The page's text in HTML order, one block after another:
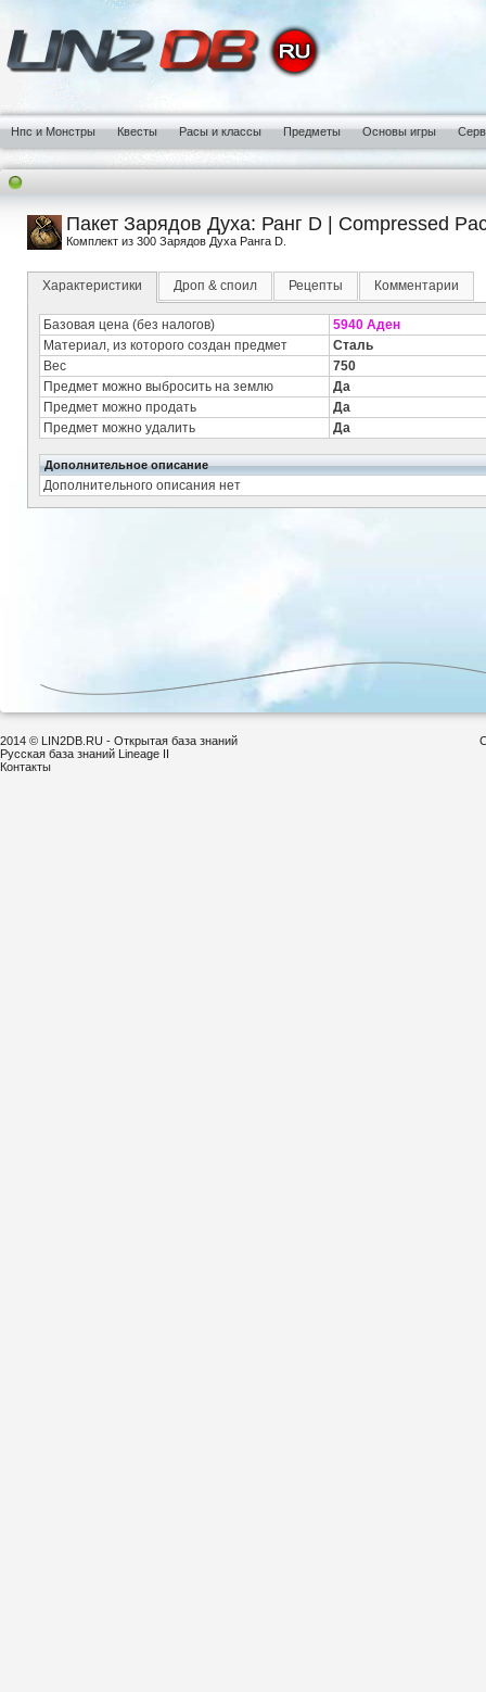
Нпс и Монстры Квесты Расы и классы Предметы Основы игры
Пакет Зарядов Духа: Ранг D | Compressed
Комплект из 300 Зарядов Духа Ранга D.
Характеристики Дроп & споил Рецепты Комментарии
Базовая цена (без налогов)
5940 Аден
Материал, из которого создан предмет
Сталь
Вес
750
Предмет можно выбросить на землю
Да
Предмет можно продать
Да
Предмет можно удалить
Да
Дополнительное описание
Дополнительного описания нет
2014 © LIN2DB.RU - Открытая база знаний
Русская база знаний Lineage II
Контакты